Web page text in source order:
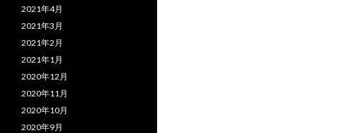
2021年4月
2021年3月
2021年2月
2021年1月
2020年12月
2020年11月
2020年10月
2020年9月